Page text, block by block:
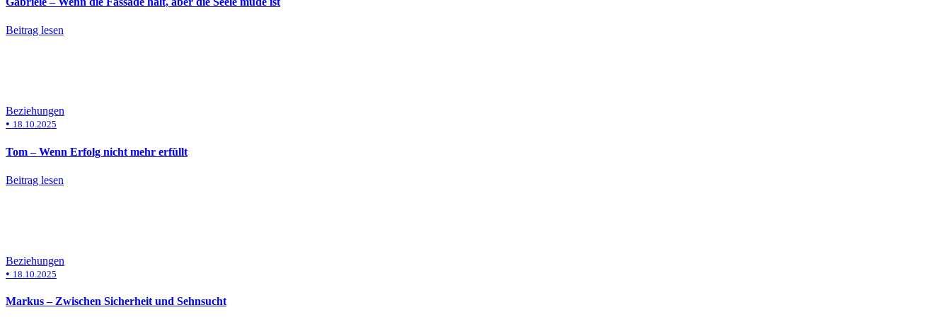
Beitrag lesen
Beziehungen
• 18.10.2025
Tom – Wenn Erfolg nicht mehr erfüllt
Beitrag lesen
Beziehungen
• 18.10.2025
Markus – Zwischen Sicherheit und Sehnsucht